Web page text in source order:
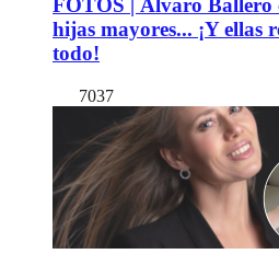
FOTOS | Álvaro Ballero
hijas mayores... ¡Y ellas
todo!
7037